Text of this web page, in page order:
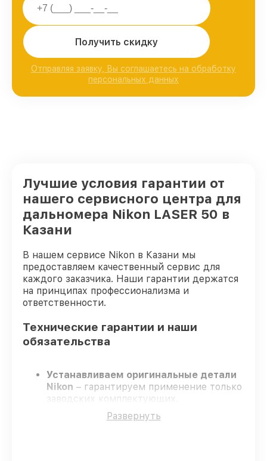
Получить скидку
Отправляя заявку, Вы соглашаетесь на обработку
персональных данных
Лучшие условия гарантии от
нашего сервисного центра для
дальномера Nikon LASER 50 в
Казани
В нашем сервисе Nikon в Казани мы
предоставляем качественный сервис для
каждого заказчика. Наши гарантии держатся
на принципах профессионализма и
ответственности.
Технические гарантии и наши
обязательства
Устанавливаем оригинальные детали
Nikon – гарантируем применение только
заводских комплектующих.
Квалифицированные мастера
проходят постоянное обучение, что
Развернуть